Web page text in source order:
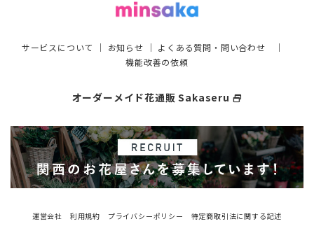
サービスについて ｜ お知らせ ｜ よくある質問・問い合わせ ｜
機能改善の依頼
オーダーメイド花通販 Sakaseru select_window
運営会社 利用規約 プライバシーポリシー
特定商取引法に関する記述